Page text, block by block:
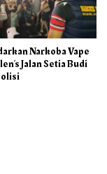
Narkoba Vape
Jalan Setia Budi